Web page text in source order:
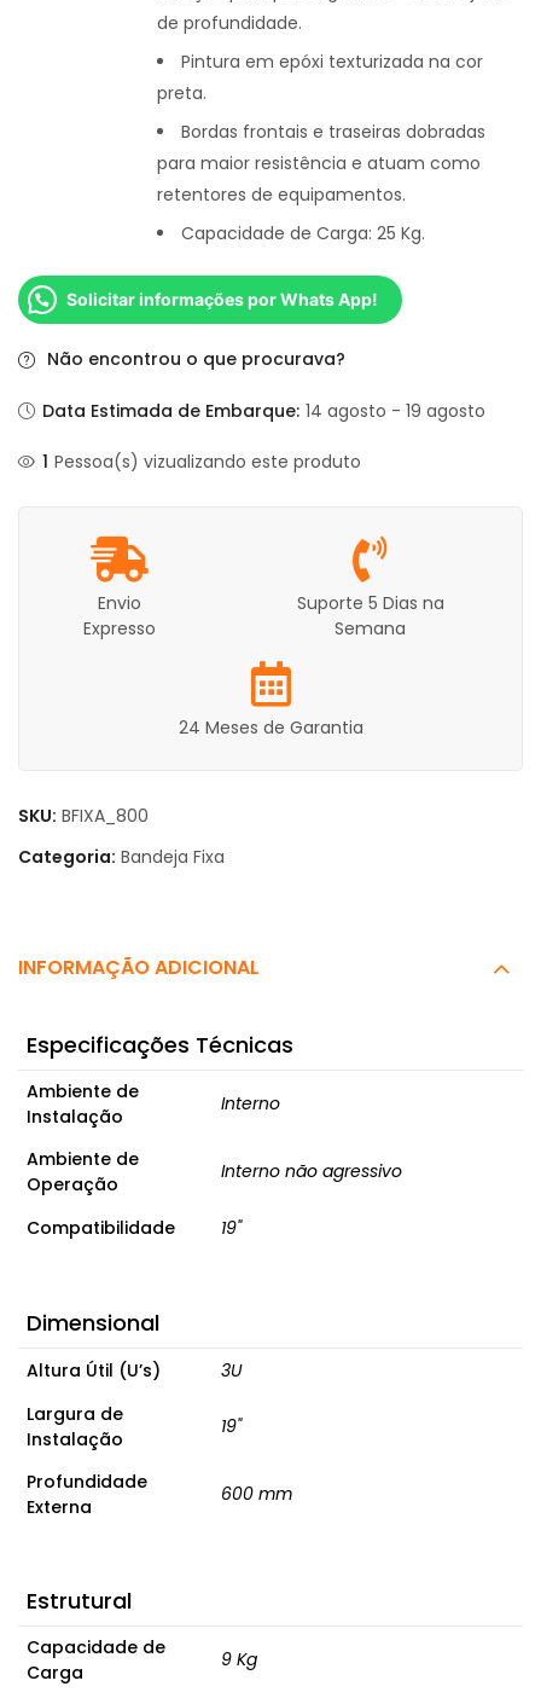
de profundidade.
Pintura em epóxi texturizada na cor
preta.
Bordas frontais e traseiras dobradas
para maior resistência e atuam como
retentores de equipamentos.
Capacidade de Carga: 25 Kg.
Solicitar informações por Whats App!
Não encontrou o que procurava?
Data Estimada de Embarque: 14 agosto - 19 agosto
1 Pessoa(s) vizualizando este produto
Envio
Expresso
Suporte 5 Dias na
Semana
24 Meses de Garantia
SKU: BFIXA_800
Categoria: Bandeja Fixa
INFORMAÇÃO ADICIONAL
Especificações Técnicas
Ambiente de
Instalação
Interno
Ambiente de
Operação
Interno não agressivo
Compatibilidade 19"
Dimensional
Altura Útil (U’s)
3U
Largura de
Instalação
19"
Profundidade
Externa
600 mm
Estrutural
Capacidade de
Carga
9 Kg